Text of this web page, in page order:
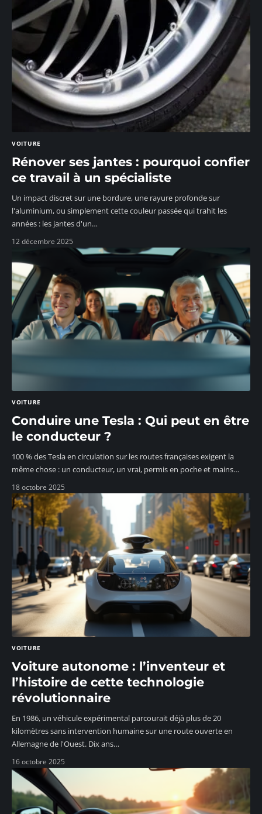
VOITURE
Rénover ses jantes : pourquoi confier
ce travail à un spécialiste
Un impact discret sur une bordure, une rayure profonde sur
l'aluminium, ou simplement cette couleur passée qui trahit les
années : les jantes d'un…
12 décembre 2025
VOITURE
Conduire une Tesla : Qui peut en être
le conducteur ?
100 % des Tesla en circulation sur les routes françaises exigent la
même chose : un conducteur, un vrai, permis en poche et mains…
18 octobre 2025
VOITURE
Voiture autonome : l’inventeur et
l’histoire de cette technologie
révolutionnaire
En 1986, un véhicule expérimental parcourait déjà plus de 20
kilomètres sans intervention humaine sur une route ouverte en
Allemagne de l'Ouest. Dix ans…
16 octobre 2025